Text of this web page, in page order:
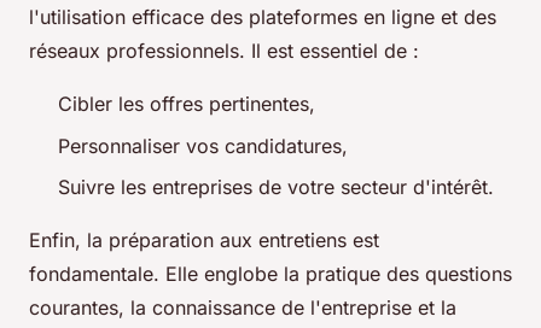
l'utilisation efficace des plateformes en ligne et des
réseaux professionnels. Il est essentiel de :
Cibler les offres pertinentes,
Personnaliser vos candidatures,
Suivre les entreprises de votre secteur d'intérêt.
Enfin, la préparation aux entretiens est
fondamentale. Elle englobe la pratique des questions
courantes, la connaissance de l'entreprise et la